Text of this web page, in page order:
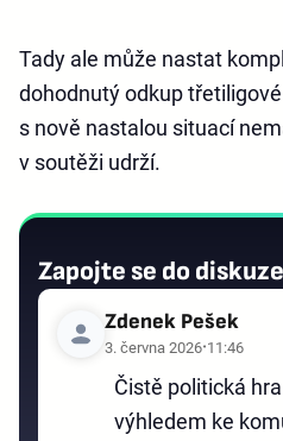
Tady ale může nastat
dohodnutý odkup
s nově nastalou situací
v soutěži udrží.
Zapojte se do diskuze
Zdenek Pešek
3. června 2026 11:46
Čistě politická
výhledem ke